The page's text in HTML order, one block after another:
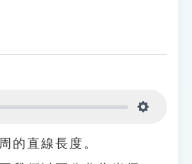
的直線長度。